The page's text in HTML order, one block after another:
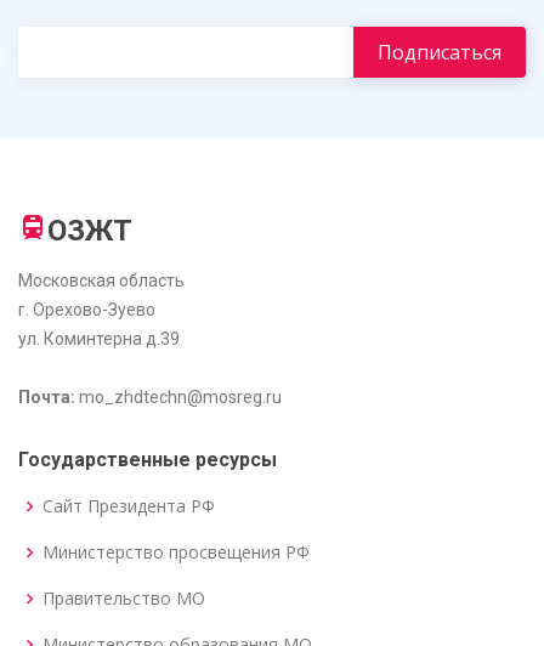
ОЗЖТ
Московская область
г. Орехово-Зуево
ул. Коминтерна д.39
Почта: mo_zhdtechn@mosreg.ru
Государственные ресурсы
Сайт Президента РФ
Министерство просвещения РФ
Правительство МО